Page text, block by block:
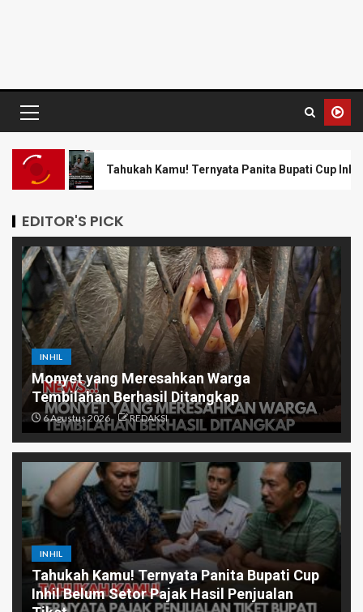
Kamu! Ternyata Panita Bupati Cup Inhil Belum Setor Pajak
EDITOR'S PICK
INHIL
Monyet yang Meresahkan Warga
Tembilahan Berhasil Ditangkap
6 Agustus 2026 REDAKSI
INHIL
Tahukah Kamu! Ternyata Panita Bupati Cup
Inhil Belum Setor Pajak Hasil Penjualan